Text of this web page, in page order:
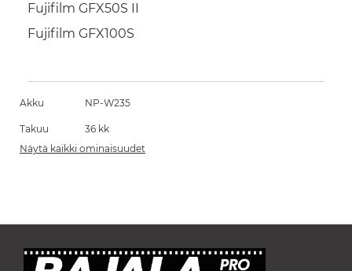
Fujifilm GFX50S II
Fujifilm GFX100S
Akku NP-W235
Takuu
36 kk
Näytä kaikki ominaisuudet